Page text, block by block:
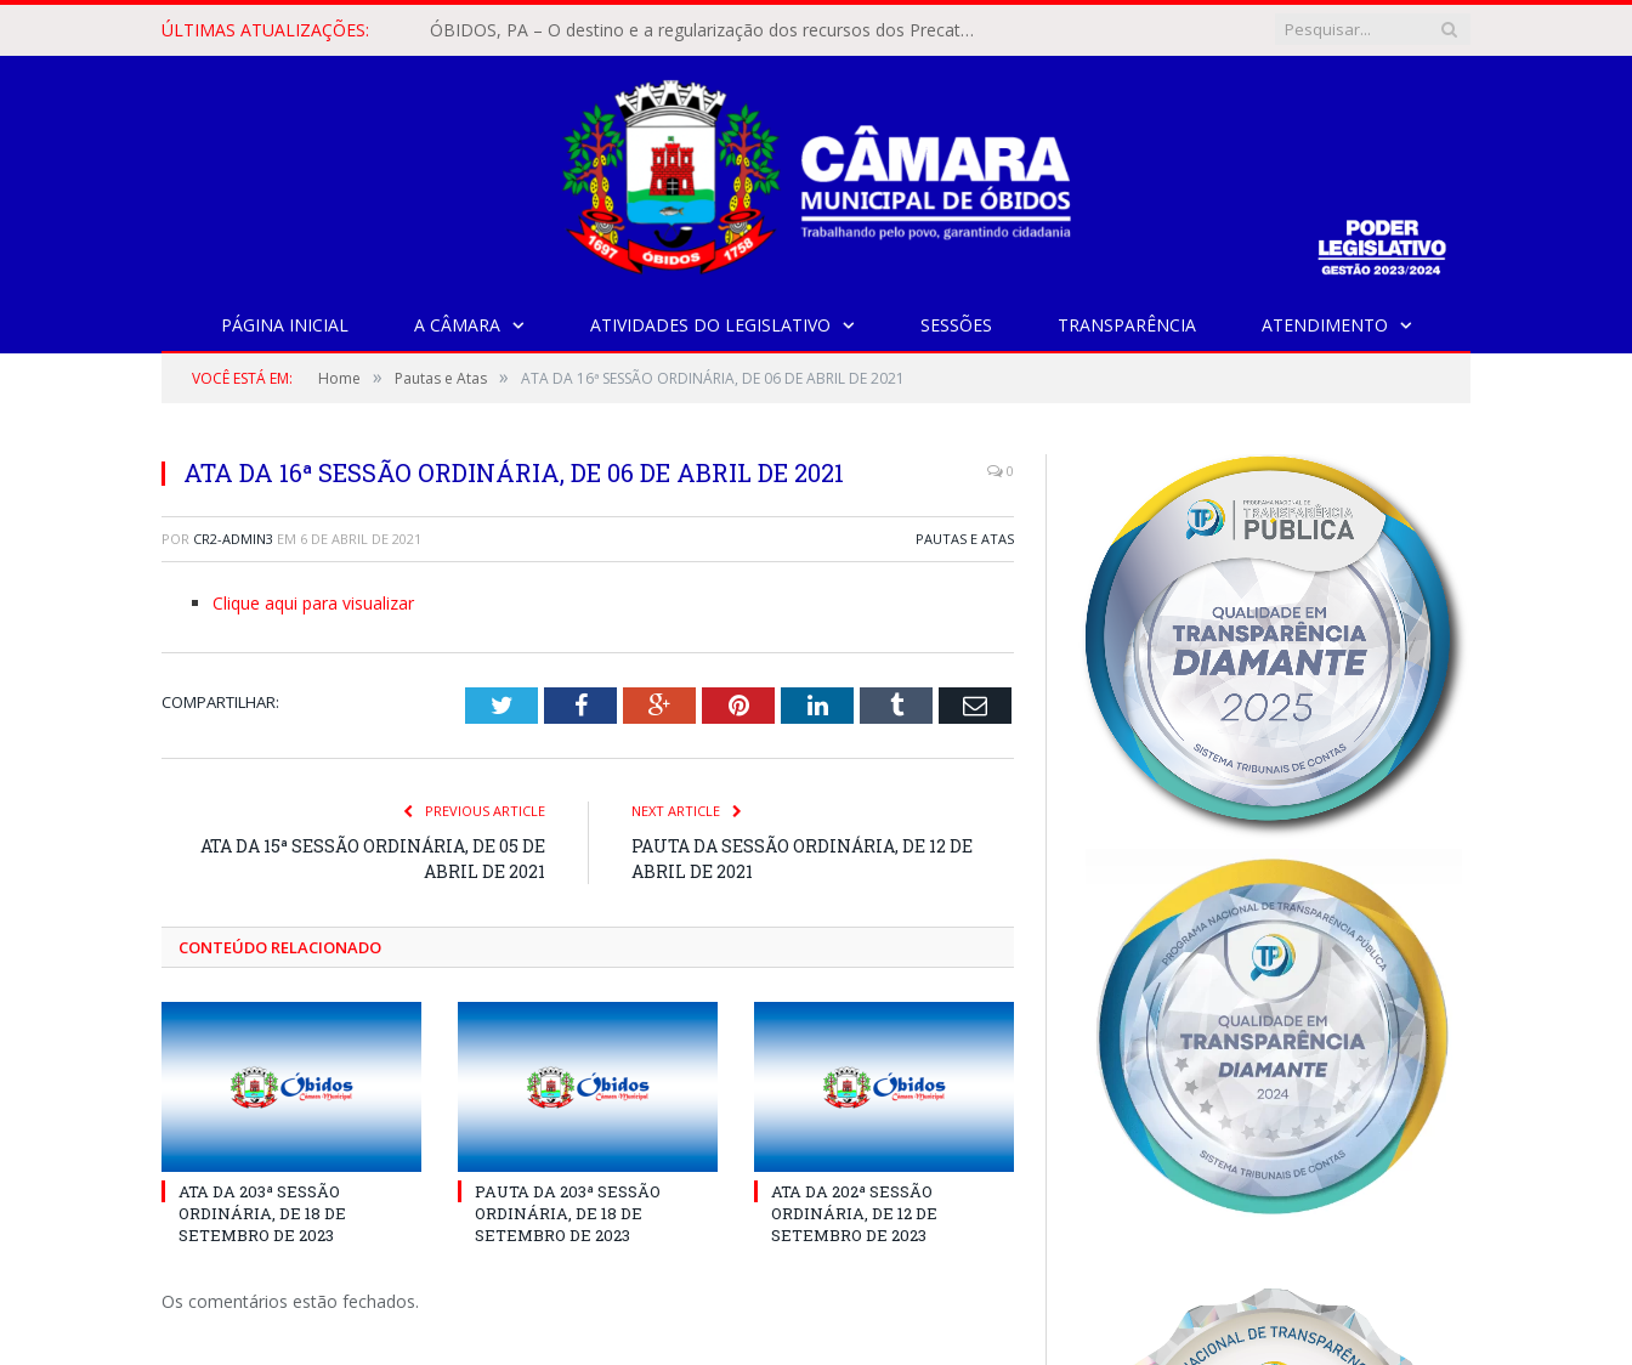
ÚLTIMAS ATUALIZAÇÕES: ÓBIDOS, PA – O destino e a regularização dos recursos dos Precatórios do FUNDEF (Fundo de Manutenção e Desenvolvimento do Ensino Fundamental e de Valorização do Magistério) voltaram a pautar as discussões na Câmara Municipal de Óbidos.
PÁGINA INICIAL A CÂMARA ATIVIDADES DO LEGISLATIVO SESSÕES TRANSPARÊNCIA ATENDIMENTO
VOCÊ ESTÁ EM: Home » Pautas e Atas » ATA DA 16ª SESSÃO ORDINÁRIA, DE 06 DE ABRIL DE 2021
ATA DA 16ª SESSÃO ORDINÁRIA, DE 06 DE ABRIL DE 2021 0
POR CR2-ADMIN3 EM 6 DE ABRIL DE 2021 PAUTAS E ATAS
Clique aqui para visualizar
COMPARTILHAR: TwitterFacebookGoogle+PinterestLinkedInTumblr Email
PREVIOUS ARTICLE
ATA DA 15ª SESSÃO ORDINÁRIA, DE 05 DE
ABRIL DE 2021
NEXT ARTICLE
PAUTA DA SESSÃO ORDINÁRIA, DE 12 DE
ABRIL DE 2021
CONTEÚDO RELACIONADO
ATA DA 203ª SESSÃO
ORDINÁRIA, DE 18 DE
SETEMBRO DE 2023
PAUTA DA 203ª SESSÃO
ORDINÁRIA, DE 18 DE
SETEMBRO DE 2023
ATA DA 202ª SESSÃO
ORDINÁRIA, DE 12 DE
SETEMBRO DE 2023
Os comentários estão fechados.